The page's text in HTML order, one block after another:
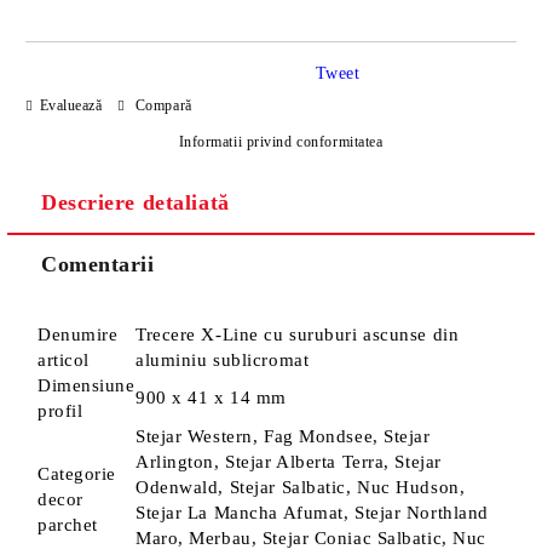
Sunt de acord cuPolitica de confidentialitate
Noi vă vom contacta pentru finalizarea comenzii.
Evaluează Compară
Informatii privind conformitatea
Tweet
Descriere detaliată
Comentarii
Denumire
articol
Trecere X-Line cu suruburi ascunse din
aluminiu sublicromat
Dimensiune
profil
900 x 41 x 14 mm
Categorie
decor
parchet
Stejar Western, Fag Mondsee, Stejar
Arlington, Stejar Alberta Terra, Stejar
Odenwald, Stejar Salbatic, Nuc Hudson,
Stejar La Mancha Afumat, Stejar Northland
Maro, Merbau, Stejar Coniac Salbatic, Nuc